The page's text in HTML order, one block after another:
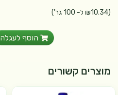
(₪10.34 ל- 100 גר')
הוסף לעגלה
מוצרים קשורים